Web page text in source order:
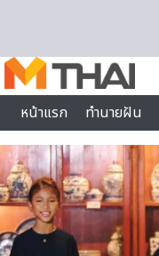
หน้าแรก
ทำนายฝัน
ไลฟ์สไตล์